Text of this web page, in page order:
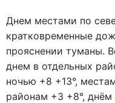
Днем местами по
кратковременные
прояснении туманы.
днем в отдельных
ночью +8 +13°,
районам +3 +8°,